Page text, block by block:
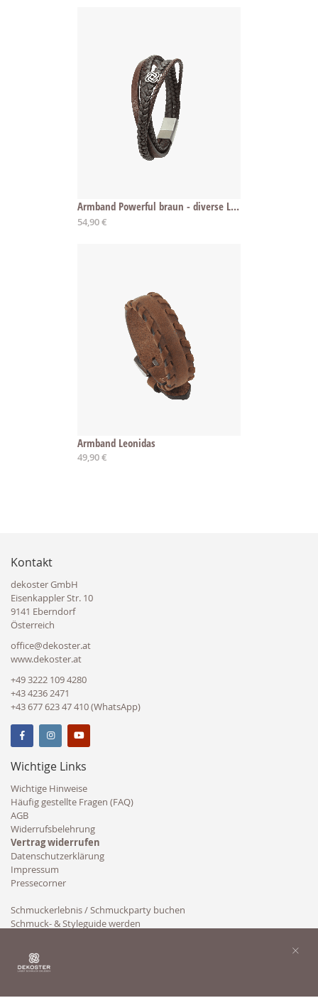
Armband Powerful braun - diverse Längen
54,90 €
Armband Leonidas
49,90 €
Kontakt
dekoster GmbH
Eisenkappler Str. 10
9141 Eberndorf
Österreich
office@dekoster.at
www.dekoster.at
+49 3222 109 4280
+43 4236 2471
+43 677 623 47 410 (WhatsApp)
Wichtige Links
Wichtige Hinweise
Häufig gestellte Fragen (FAQ)
AGB
Widerrufsbelehrung
Vertrag widerrufen
Datenschutzerklärung
Impressum
Pressecorner
Schmuckerlebnis / Schmuckparty buchen
Schmuck- & Styleguide werden
×